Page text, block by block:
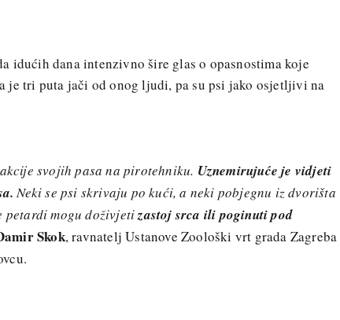
idućih dana intenzivno šire glas o opasnostima koje
je tri puta jači od onog ljudi, pa su psi jako osjetljivi na
svojih pasa na pirotehniku. Uznemirujuće je vidjeti
Neki se psi skrivaju po kući, a neki pobjegnu iz dvorišta
petardi mogu doživjetizastoj srca ili poginuti pod
Skok, ravnatelj Ustanove Zoološki vrt grada Zagreba